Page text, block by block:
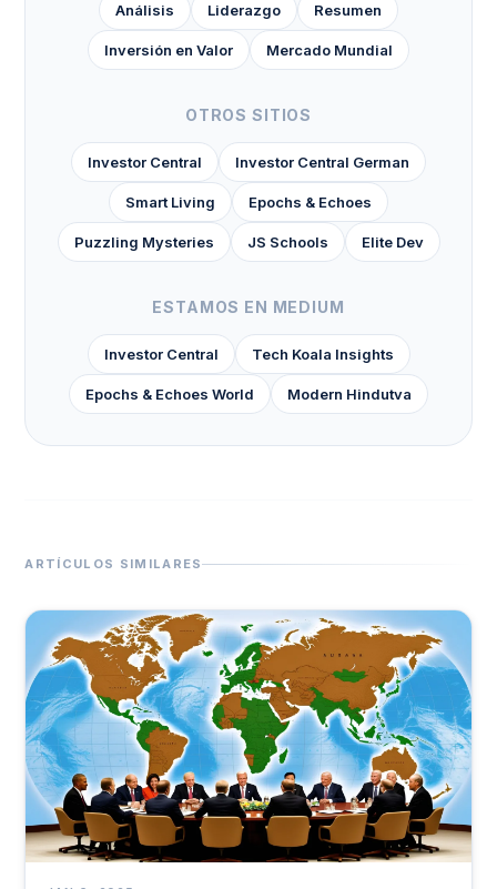
Análisis Liderazgo Resumen
Inversión en Valor Mercado Mundial
OTROS SITIOS
Investor Central Investor Central German
Smart Living Epochs & Echoes
Puzzling Mysteries JS Schools Elite Dev
ESTAMOS EN MEDIUM
Investor Central Tech Koala Insights
Epochs & Echoes World Modern Hindutva
ARTÍCULOS SIMILARES